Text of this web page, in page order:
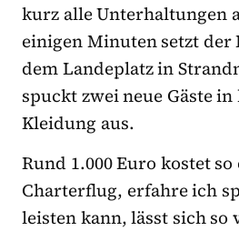
kurz alle Unterhaltungen
einigen Minuten setzt der
dem Landeplatz in
spuckt zwei neue Gäste
Kleidung aus.
Rund 1.000 Euro kostet
Charterflug, erfahre ich
leisten kann, lässt sich so